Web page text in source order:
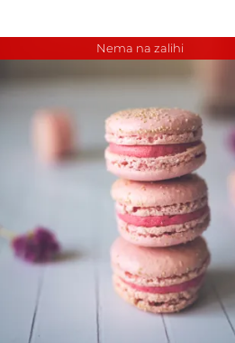
Nema na zalihi